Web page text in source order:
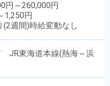
円～260,000円
1,250円
(2週間)時給変動なし
JR東海道本線(熱海～浜